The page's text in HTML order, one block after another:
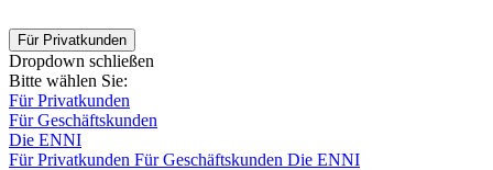
Für Privatkunden
Dropdown schließen
Bitte wählen Sie:
Für Privatkunden
Für Geschäftskunden
Die ENNI
Für Privatkunden Für Geschäftskunden Die ENNI